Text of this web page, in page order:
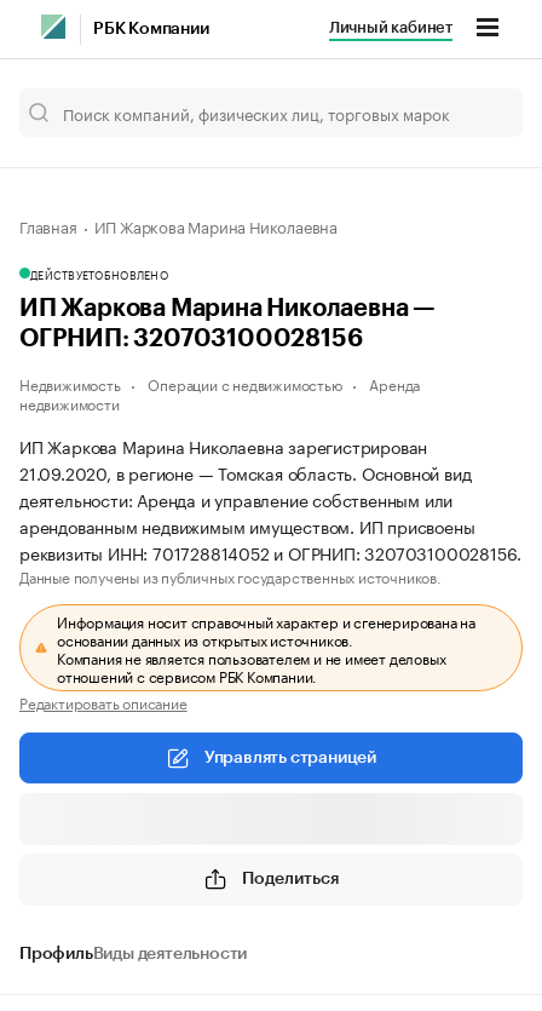
РБК Компании Личный кабинет
Главная ИП Жаркова Марина Николаевна
ДЕЙСТВУЕТОБНОВЛЕНО
ИП Жаркова Марина Николаевна —
ОГРНИП: 320703100028156
Недвижимость Операции с недвижимостью
Аренда
недвижимости
ИП Жаркова Марина Николаевна зарегистрирован
21.09.2020, в регионе — Томская область. Основной вид
деятельности: Аренда и управление собственным или
арендованным недвижимым имуществом. ИП присвоены
реквизиты ИНН: 701728814052 и ОГРНИП: 320703100028156.
Данные получены из публичных государственных источников.
Информация носит справочный характер и сгенерирована на
основании данных из открытых источников.
Компания не является пользователем и не имеет деловых
отношений с сервисом РБК Компании.
Редактировать описание
Управлять страницей
Поделиться
ПрофильВиды деятельности